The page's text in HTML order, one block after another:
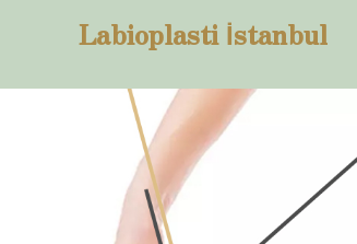
Labioplasti İstanbul